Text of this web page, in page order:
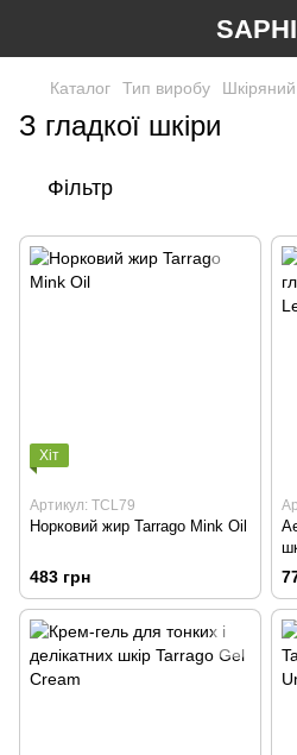
Каталог Тип виробу
З гладкої шкіри
Фільтр
Хіт
Артикул: TCL79
Норковий жир Tarrago Mink Oil
483 грн